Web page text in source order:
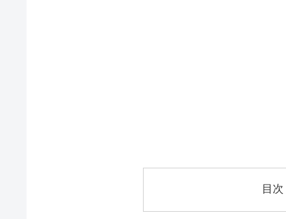
目次